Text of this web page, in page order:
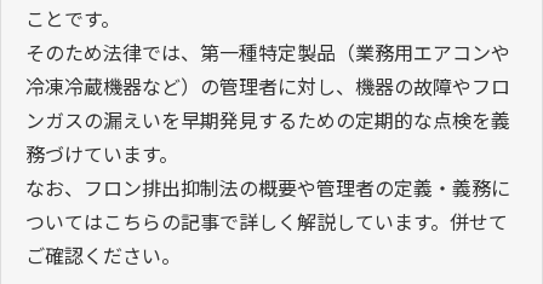
ことです。
そのため法律では、第一種特定製品（業務用エアコンや
冷凍冷蔵機器など）の管理者に対し、機器の故障やフロ
ンガスの漏えいを早期発見するための定期的な点検を義
務づけています。
なお、フロン排出抑制法の概要や管理者の定義・義務に
ついてはこちらの記事で詳しく解説しています。併せて
ご確認ください。